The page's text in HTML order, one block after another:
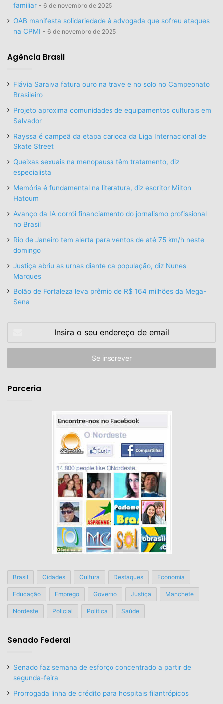
familiar 6 de novembro de 2025
OAB manifesta solidariedade à advogada que sofreu ataques
na CPMI
6 de novembro de 2025
Agência Brasil
Flávia Saraiva fatura ouro na trave e no solo no Campeonato
Brasileiro
Projeto aproxima comunidades de equipamentos culturais em
Salvador
Rayssa é campeã da etapa carioca da Liga Internacional de
Skate Street
Queixas sexuais na menopausa têm tratamento, diz
especialista
Memória é fundamental na literatura, diz escritor Milton
Hatoum
Avanço da IA corrói financiamento do jornalismo profissional
no Brasil
Rio de Janeiro tem alerta para ventos de até 75 km/h neste
domingo
Justiça abriu as urnas diante da população, diz Nunes
Marques
Bolão de Fortaleza leva prêmio de R$ 164 milhões da Mega-
Sena
seu
de
Parceria
Brasil Cidades Cultura Destaques Economia
Educação Emprego Governo Justiça Manchete
Nordeste Policial Política Saúde
Senado Federal
Senado faz semana de esforço concentrado a partir de
segunda-feira
Prorrogada linha de crédito para hospitais filantrópicos